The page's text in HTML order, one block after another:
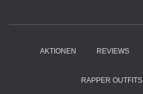
AKTIONEN REVIEWS
RAPPER OUTFITS